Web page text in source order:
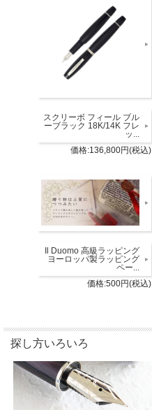
スクリーボ フィール ブル
ーブラック 18K/14K フレ
ッ...
価格:136,800円(税込)
Il Duomo 高級ラッピング
ヨーロッパ製ラッピング
ペー...
価格:500円(税込)
探し方いろいろ